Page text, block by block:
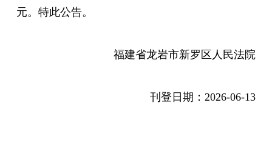
元。特此公告。
福建省龙岩市新罗区人民法院
刊登日期：2026-06-13